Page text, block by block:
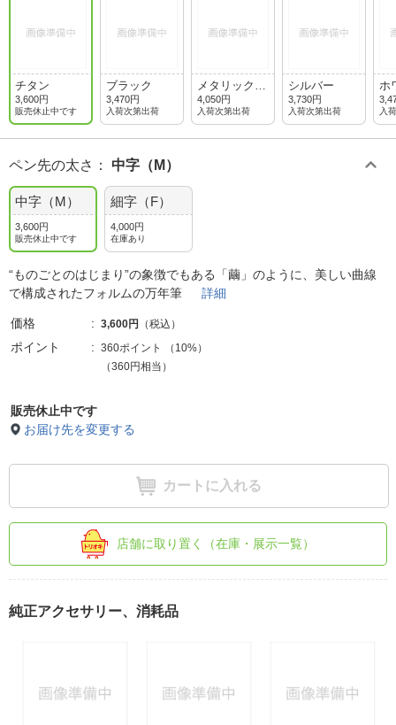
チタン
3,600円
販売休止中です
ブラック
3,470円
入荷次第出荷
メタリックグ
レー
4,050円
入荷次第出荷
シルバー
3,730円
入荷次第出荷
ホ
入
ペン先の太さ ： 中字（M）
中字（M）
3,600円
販売休止中です
細字（F）
4,000円
在庫あり
“ものごとのはじまり”の象徴でもある「繭」のように、美しい曲線
で構成されたフォルムの万年筆 詳細
価格 3,600円 （税込）
ポイント 360ポイント （ 10%）
（360円相当）
販売休止中です
お届け先を変更する
カートに入れる
店舗に取り置く（在庫・展示一覧）
純正アクセサリー、消耗品